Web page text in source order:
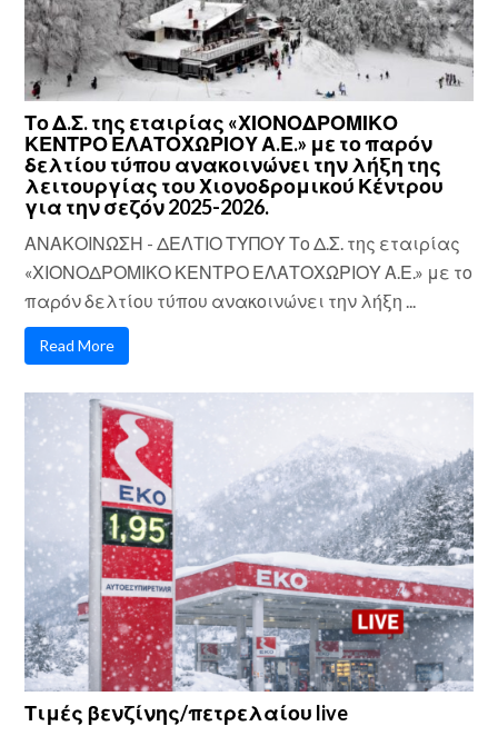
Το Δ.Σ. της εταιρίας «ΧΙΟΝΟΔΡΟΜΙΚΟ
ΚΕΝΤΡΟ ΕΛΑΤΟΧΩΡΙΟΥ Α.Ε.» με το παρόν
δελτίου τύπου ανακοινώνει την λήξη της
λειτουργίας του Χιονοδρομικού Κέντρου
για την σεζόν 2025-2026.
ΑΝΑΚΟΙΝΩΣΗ - ΔΕΛΤΙΟ ΤΥΠΟΥ Το Δ.Σ. της εταιρίας
«ΧΙΟΝΟΔΡΟΜΙΚΟ ΚΕΝΤΡΟ ΕΛΑΤΟΧΩΡΙΟΥ Α.Ε.» με το
παρόν δελτίου τύπου ανακοινώνει την λήξη ...
Read More
Τιμές βενζίνης/πετρελαίου live